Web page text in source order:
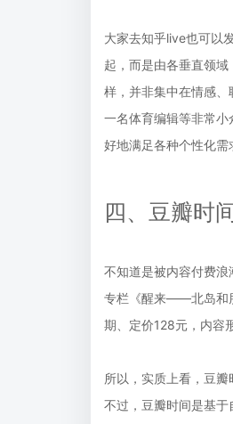
大家去知乎live也可以
起，而是由各垂直领
样，并非集中在情感
一名体育编辑等非常
好地满足各种个性化需
四、豆瓣时
不知道是被内容付费浪
专栏《醒来——北岛和
期、定价128元，内容
所以，实质上看，豆
不过，豆瓣时间是基于